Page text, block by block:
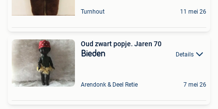
Turnhout 11 mei 26
Oud zwart popje. Jaren 70
Bieden Details
Arendonk & Deel Retie 7 mei 26